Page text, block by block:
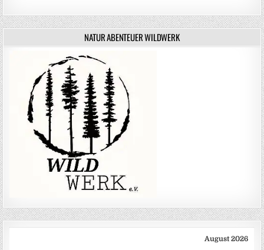
NATUR ABENTEUER WILDWERK
August 2026